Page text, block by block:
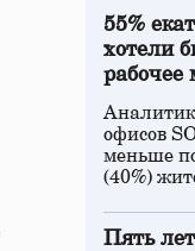
55%
хотели
рабочее
офисов
меньше
(40%)
Пять